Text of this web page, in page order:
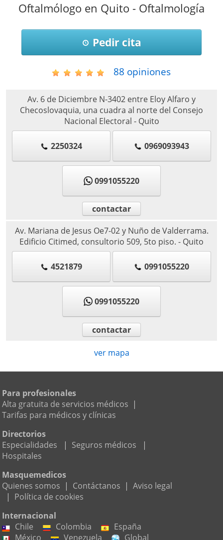
Oftalmólogo en Quito - Oftalmología
Pedir cita
88 opiniones
Av. 6 de Diciembre N-3402 entre Eloy Alfaro y
Checoslovaquia, una cuadra al norte del Consejo
Nacional Electoral - Quito
2250324 0969093943
0991055220
contactar
Av. Mariana de Jesus Oe7-02 y Nuño de Valderrama.
Edificio Citimed, consultorio 509, 5to piso. - Quito
4521879 0991055220
0991055220
contactar
ver mapa
Para profesionales
Alta gratuita de servicios médicos |
Tarifas para médicos y clínicas
Directorios
Especialidades
| Seguros médicos
|
Hospitales
Masquemedicos
Quienes somos | Contáctanos | Aviso legal
| Política de cookies
Internacional
Chile
Colombia
España
México
Venezuela Global